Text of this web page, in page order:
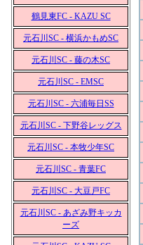
鶴見東FC - KAZU SC
元石川SC - 横浜かもめSC
元石川SC - 藤の木SC
元石川SC - EMSC
元石川SC - 六浦毎日SS
元石川SC - 下野谷レッグス
元石川SC - 本牧少年SC
元石川SC - 青葉FC
元石川SC - 大豆戸FC
元石川SC - あざみ野キッカ
ーズ